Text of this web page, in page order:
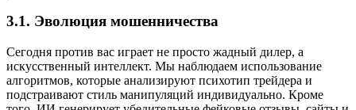
3.1. Эволюция мошенничества
Сегодня против вас играет не просто жадный дилер, а
искусственный интеллект. Мы наблюдаем использование
алгоритмов, которые анализируют психотип трейдера и
подстраивают стиль манипуляций индивидуально. Кроме